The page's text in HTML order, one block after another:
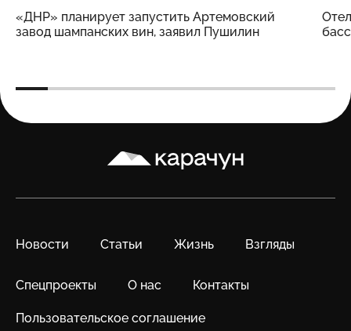
«ДНР» планирует запустить Артемовский
завод шампанских вин, заявил Пушилин
Карачун
Новости Статьи Жизнь Взгляды
Спецпроекты О нас Контакты
Пользовательское соглашение